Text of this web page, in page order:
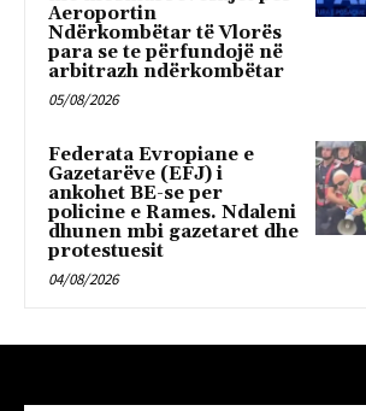
Aeroportin
Ndërkombëtar të Vlorës
para se te përfundojë në
arbitrazh ndërkombëtar
05/08/2026
Federata Evropiane e
Gazetarëve (EFJ) i
ankohet BE-se per
policine e Rames. Ndaleni
dhunen mbi gazetaret dhe
protestuesit
04/08/2026